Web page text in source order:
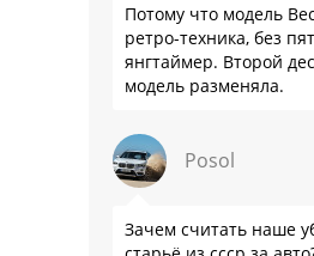
Потому что модель
ретро-техника, без
янгтаймер. Второй
модель разменяла.
Posol
Зачем считать наше